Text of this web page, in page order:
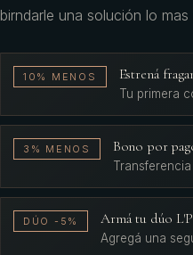
birndarle una solución lo
10% MENOS Estrená
Tu primera
3% MENOS Bono por
DÚO -5% Armá tu dúo
Agregá una